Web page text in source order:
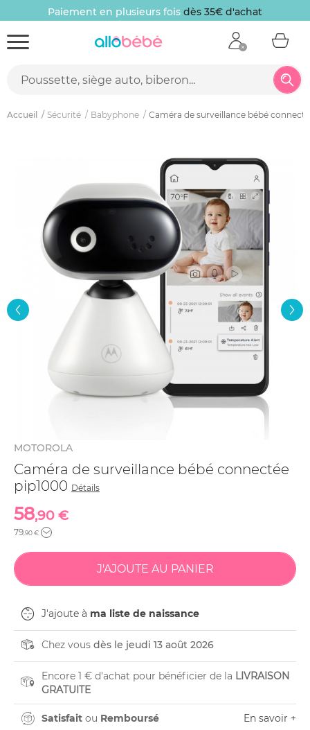
Paiement en plusieurs fois dès 35€ d'achat
Accueil Sécurité Babyphone Caméra de surveillance bébé
MOTOROLA
Caméra de surveillance bébé connectée
pip1000 Détails
58,90 €
79,90 €
J'ajoute à ma liste de naissance
Chez vous dès le jeudi 13 août 2026
Encore 1 € d'achat pour bénéficier de la LIVRAISON
GRATUITE
Satisfait ou Remboursé En savoir +